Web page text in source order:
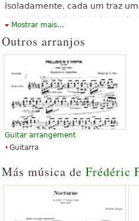
isoladamente, cada um traz
mais simples deles pode ser
intermediário, enquanto o
peça mais difícil no repertório
O texto acima está disponível sob
Attribution-ShareAlike. Faz uso de
Wikipedia "Prelúdios (Chopin)".
Mostrar mais...
Outros arranjos
Guitar arrangement
Guitarra
Más música de Frédéric